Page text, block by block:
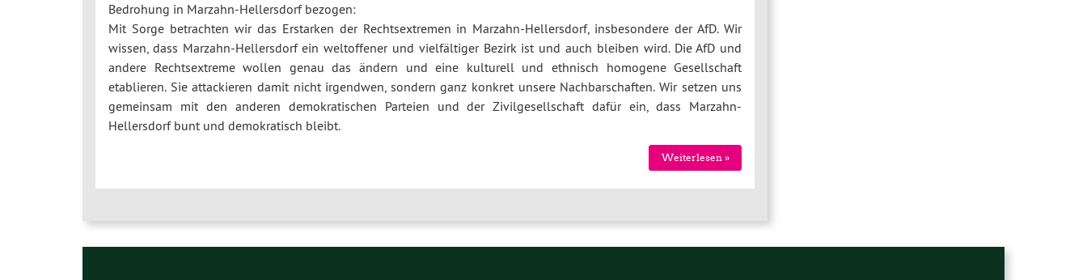
Bedrohung in Marzahn-Hellersdorf bezogen:
Mit Sorge betrachten wir das Erstarken der Rechtsextremen in Marzahn-Hellersdorf, insbesondere der AfD. Wir
wissen, dass Marzahn-Hellersdorf ein weltoffener und vielfältiger Bezirk ist und auch bleiben wird. Die AfD und
andere Rechtsextreme wollen genau das ändern und eine kulturell und ethnisch homogene Gesellschaft
etablieren. Sie attackieren damit nicht irgendwen, sondern ganz konkret unsere Nachbarschaften. Wir setzen uns
gemeinsam mit den anderen demokratischen Parteien und der Zivilgesellschaft dafür ein, dass Marzahn-
Hellersdorf bunt und demokratisch bleibt.
Weiterlesen »